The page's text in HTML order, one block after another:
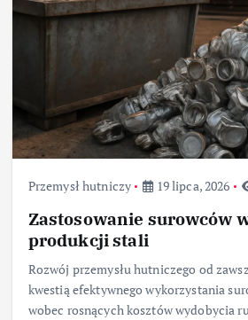
Przemysł hutniczy 19 lipca, 2026
Zastosowanie surowców
produkcji stali
Rozwój przemysłu hutniczego od
kwestią efektywnego wykorzystania
wobec rosnących kosztów wydobycia